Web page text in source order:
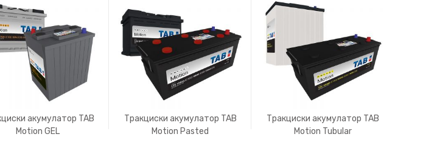
акумулатор TAB
Motion GEL
Тракциски акумулатор TAB
Motion Pasted
Тракциски акумулатор TAB
Motion Tubular